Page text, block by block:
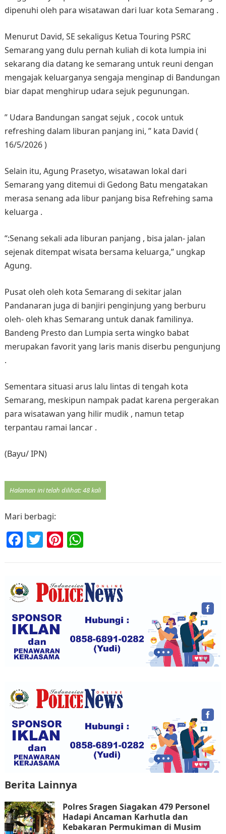
dipenuhi oleh para wisatawan dari luar kota Semarang .
Menurut David, SE sekaligus Ketua Touring PSRC
Semarang yang dulu pernah kuliah di kota lumpia ini
sekarang dia datang ke semarang untuk reuni dengan
mengajak keluarganya sengaja menginap di Bandungan
biar dapat menghirup udara sejuk pegunungan.
” Udara Bandungan sangat sejuk , cocok untuk
refreshing dalam liburan panjang ini, ” kata David (
16/5/2026 )
Selain itu, Agung Prasetyo, wisatawan lokal dari
Semarang yang ditemui di Gedong Batu mengatakan
merasa senang ada libur panjang bisa Refrehing sama
keluarga .
“:Senang sekali ada liburan panjang , bisa jalan- jalan
sejenak ditempat wisata bersama keluarga,” ungkap
Agung.
Pusat oleh oleh kota Semarang di sekitar jalan
Pandanaran juga di banjiri penginjung yang berburu
oleh- oleh khas Semarang untuk danak familinya.
Bandeng Presto dan Lumpia serta wingko babat
merupakan favorit yang laris manis diserbu pengunjung
.
Sementara situasi arus lalu lintas di tengah kota
Semarang, meskipun nampak padat karena pergerakan
para wisatawan yang hilir mudik , namun tetap
terpantau ramai lancar .
(Bayu/ IPN)
Halaman ini telah dilihat: 48 kali
Mari berbagi:
F
e
b
o
o
k
T
er
Pi
e
st
W
s
A
p
p
Berita Lainnya
Polres Sragen Siagakan 479 Personel
Hadapi Ancaman Karhutla dan
Kebakaran Permukiman di Musim